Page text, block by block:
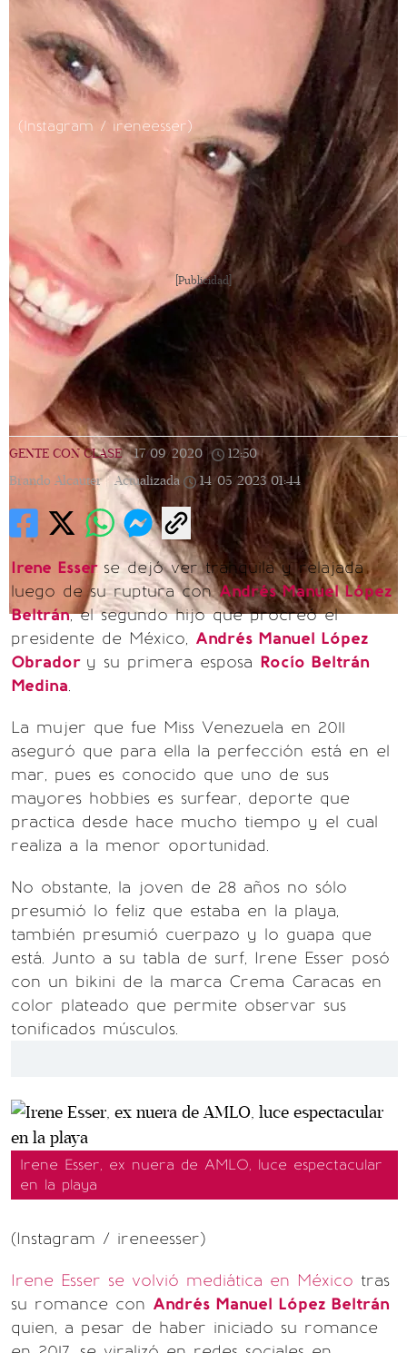
(Instagram / ireneesser)
[Publicidad]
GENTE CON CLASE | 17/09/2020 12:50 |
Brando Alcauter | Actualizada 14/05/2023 01:44
Irene Esser se dejó ver tranquila y relajada
luego de su ruptura conAndrés Manuel López
Beltrán, el segundo hijo que procreó el
presidente de México, Andrés Manuel López
Obrador y su primera esposa Rocío Beltrán
Medina.
La mujer que fue Miss Venezuela en 2011
aseguró que para ella la perfección está en el
mar, pues es conocido que uno de sus
mayores hobbies es surfear, deporte que
practica desde hace mucho tiempo y el cual
realiza a la menor oportunidad.
No obstante, la joven de 28 años no sólo
presumió lo feliz que estaba en la playa,
también presumió cuerpazo y lo guapa que
está. Junto a su tabla de surf, Irene Esser posó
con un bikini de la marca Crema Caracas en
color plateado que permite observar sus
tonificados músculos.
Irene Esser, ex nuera de AMLO, luce espectacular
en la playa
(Instagram / ireneesser)
Irene Esser se volvió mediática en México tras
su romance con Andrés Manuel López Beltrán
quien, a pesar de haber iniciado su romance